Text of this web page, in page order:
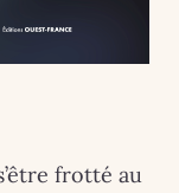
frotté au